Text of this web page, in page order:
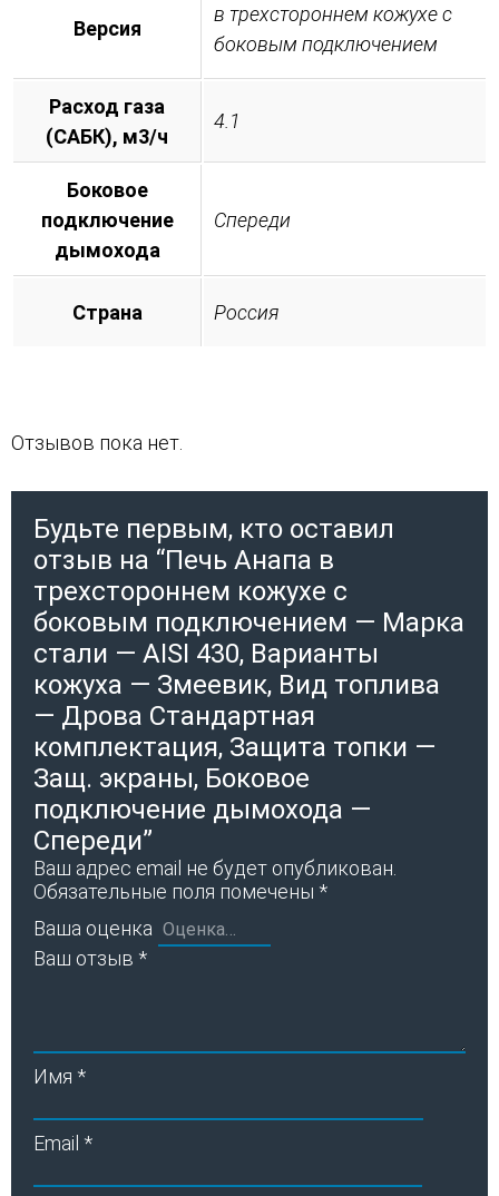
Версия
в трехстороннем кожухе с
боковым подключением
Расход газа
(САБК), м3/ч
4.1
Боковое
подключение
дымохода
Спереди
Страна Россия
Отзывов пока нет.
Будьте первым, кто оставил
отзыв на “Печь Анапа в
трехстороннем кожухе с
боковым подключением — Марка
стали — AISI 430, Варианты
кожуха — Змеевик, Вид топлива
— Дрова Стандартная
комплектация, Защита топки —
Защ. экраны, Боковое
подключение дымохода —
Спереди”
Ваш адрес email не будет опубликован.
Обязательные поля помечены *
Ваша оценка
Ваш отзыв *
Имя *
Email *